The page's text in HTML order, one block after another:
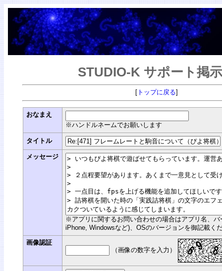
STUDIO-K サポート掲
[ トップに戻る]
おなまえ
※ハンドルネームでお願いします
タイトル
メッセージ
※アプリに関するお問い合わせの場合はアプリ名、
iPhone, Windowsなど)、OSのバージョンを御記載く
画像認証
（画像の数字を入力）